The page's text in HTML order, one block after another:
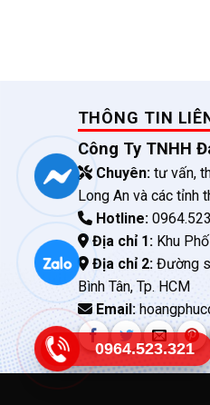
THÔNG TIN
Công Ty TNHH
Chuyên:tư vấn,
Long An và các tỉnh
Hotline:
Địa chỉ 1:Khu Phố
Địa chỉ 2:Đường
Bình Tân, Tp. HCM
Email:
0964.523.321